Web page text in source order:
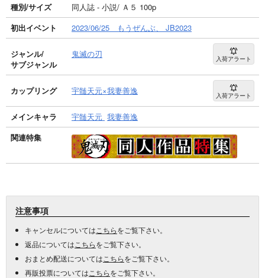
種別/サイズ
同人誌 - 小説/ Ａ５ 100p
初出イベント
2023/06/25 もうぜんぶ、 JB2023
ジャンル/
サブジャンル
鬼滅の刃 入荷アラート
カップリング 宇髄天元×我妻善逸 入荷アラート
メインキャラ 宇髄天元 我妻善逸
関連特集
注意事項
キャンセルについては こちらをご覧下さい。
返品については こちらをご覧下さい。
おまとめ配送については こちらをご覧下さい。
再販投票については こちらをご覧下さい。